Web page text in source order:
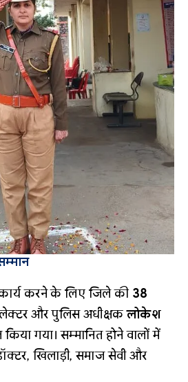
कार्य करने के लिए जिले की 38
और पुलिस अधीक्षकलोकेश
किया गया। सम्मानित होने वालों में
खिलाड़ी, समाज सेवी और